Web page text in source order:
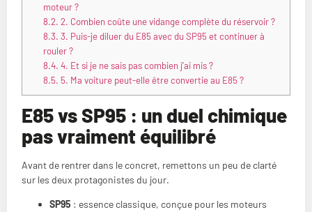
moteur ?
8.2. 2. Combien coûte une vidange complète du réservoir ?
8.3. 3. Puis-je diluer du E85 avec du SP95 et continuer à
rouler ?
8.4. 4. Et si je ne sais pas combien j’ai mis ?
8.5. 5. Ma voiture peut-elle être convertie au E85 ?
E85 vs SP95 : un duel chimique
pas vraiment équilibré
Avant de rentrer dans le concret, remettons un peu de clarté
sur les deux protagonistes du jour.
SP95 : essence classique, conçue pour les moteurs